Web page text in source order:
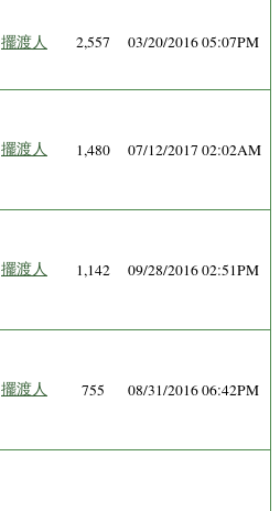
擺渡人 2,557 03/20/2016 05:07PM
擺渡人 1,480 07/12/2017 02:02AM
擺渡人 1,142 09/28/2016 02:51PM
擺渡人 755 08/31/2016 06:42PM